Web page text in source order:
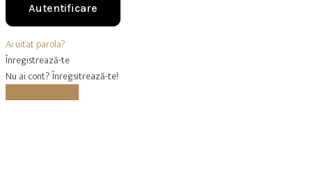
Ai uitat parola?
Înregistrează-te
Nu ai cont? Înregsitrează-te!